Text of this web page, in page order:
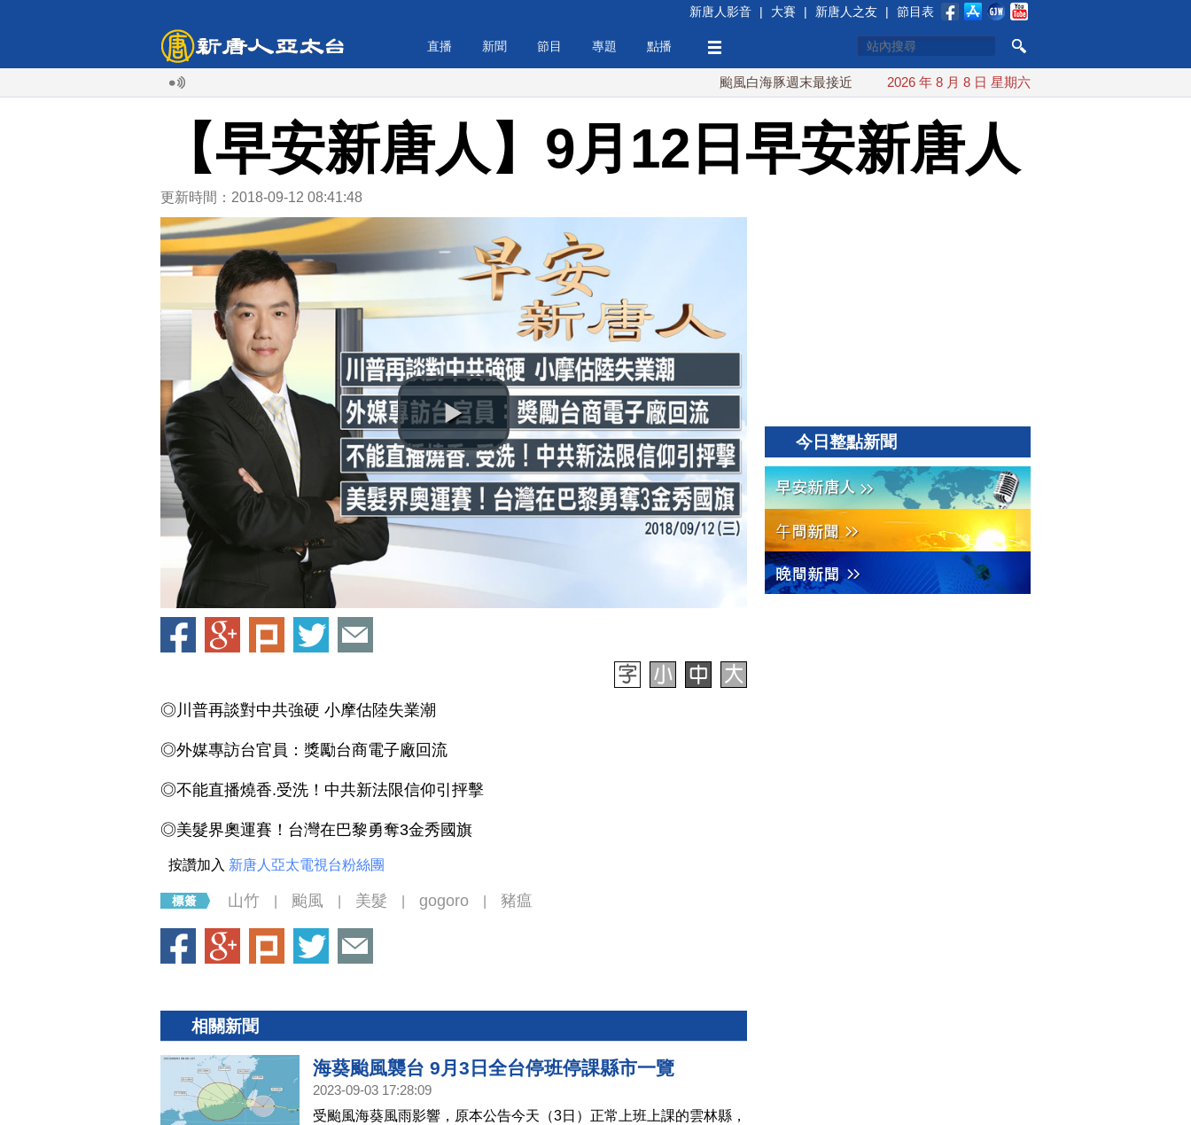
新唐人影音 | 大賽 | 新唐人之友 | 節目表
直播 新聞 節目 專題 點播
颱風白海豚週末最接近台灣 最快9日可能登陸中國 台灣漢光首結合城鎮演習 AIT連
2026 年 8 月 8 日 星期六
【早安新唐人】9月12日早安新唐人
更新時間：2018-09-12 08:41:48
◎川普再談對中共強硬 小摩估陸失業潮
◎外媒專訪台官員：獎勵台商電子廠回流
◎不能直播燒香.受洗！中共新法限信仰引抨擊
◎美髮界奧運賽！台灣在巴黎勇奪3金秀國旗
按讚加入 新唐人亞太電視台粉絲團
山竹 颱風 美髮 gogoro 豬瘟
相關新聞
海葵颱風襲台 9月3日全台停班停課縣市一覽
2023-09-03 17:28:09
受颱風海葵風雨影響，原本公告今天（3日）正常上班上課的雲林縣，
今日整點新聞